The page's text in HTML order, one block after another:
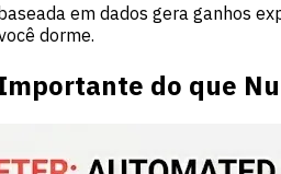
em dados gera ganhos
dorme.
do que